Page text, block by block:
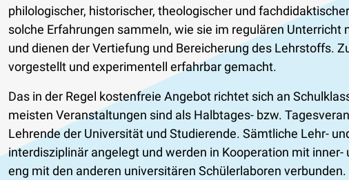
philologischer, historischer, theologischer und
solche Erfahrungen sammeln, wie sie im regulären
und dienen der Vertiefung und Bereicherung des Lehrstoffs.
vorgestellt und experimentell erfahrbar gemacht.
Das in der Regel kostenfreie Angebot richtet sich an
meisten Veranstaltungen sind als Halbtages- bzw.
Lehrende der Universität und Studierende. Sämtliche Lehr-
interdisziplinär angelegt und werden in Kooperation mit
eng mit den anderen universitären Schülerlaboren verbunden.